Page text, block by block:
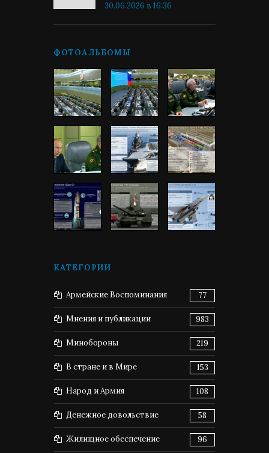
30.06.2026 в 16:36
ФОТОАЛЬБОМЫ
КАТЕГОРИИ
Армейские Воспоминания 77
Мнения и публикации 983
Минобороны 219
В стране и в Мире 153
Народ и Армия 108
Денежное довольствие 58
Жилищное обеспечение 96